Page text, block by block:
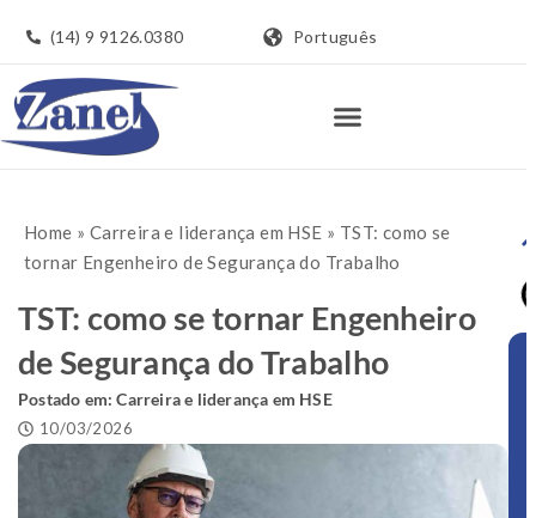
(14) 9 9126.0380 Português
Home » Carreira e liderança em HSE » TST: como se
tornar Engenheiro de Segurança do Trabalho
TST: como se tornar Engenheiro
de Segurança do Trabalho
Postado em:Carreira e liderança em HSE
10/03/2026